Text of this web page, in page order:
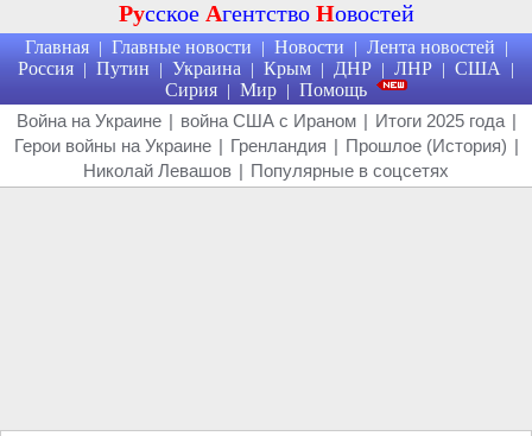
Русское Агентство Новостей
Главная | Главные новости | Новости | Лента новостей |
Россия | Путин | Украина | Крым | ДНР | ЛНР | США |
Сирия | Мир | Помощь
Война на Украине | война США с Ираном | Итоги 2025 года |
Герои войны на Украине | Гренландия | Прошлое (История) |
Николай Левашов | Популярные в соцсетях